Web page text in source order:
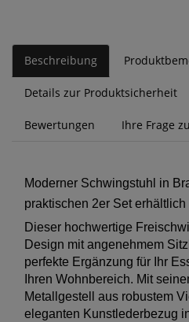
Beschreibung
Details zur Produktsicherheit
Bewertungen Ihre Frage
Moderner Schwingstuhl in
praktischen 2er Set erhältlich
Dieser hochwertige
Design mit angenehmem
perfekte Ergänzung für Ihr
Ihren Wohnbereich. Mit
Metallgestell aus robustem
eleganten Kunstlederbezug